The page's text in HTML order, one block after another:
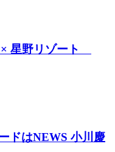
× 星野リゾート
ドはNEWS 小川慶